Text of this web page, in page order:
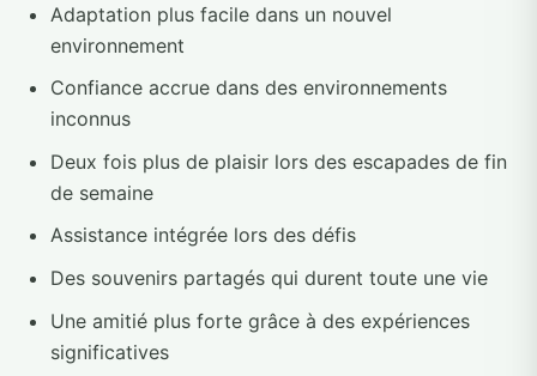
Adaptation plus facile dans un nouvel
environnement
Confiance accrue dans des environnements
inconnus
Deux fois plus de plaisir lors des escapades de fin
de semaine
Assistance intégrée lors des défis
Des souvenirs partagés qui durent toute une vie
Une amitié plus forte grâce à des expériences
significatives